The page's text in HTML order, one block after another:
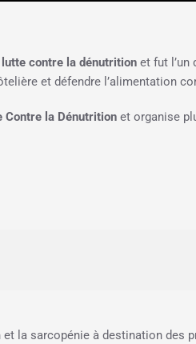
lutte contre la dénutrition et fut l’un
et défendre l’alimentation
Contre la Dénutrition et organise
la sarcopénie à destination des